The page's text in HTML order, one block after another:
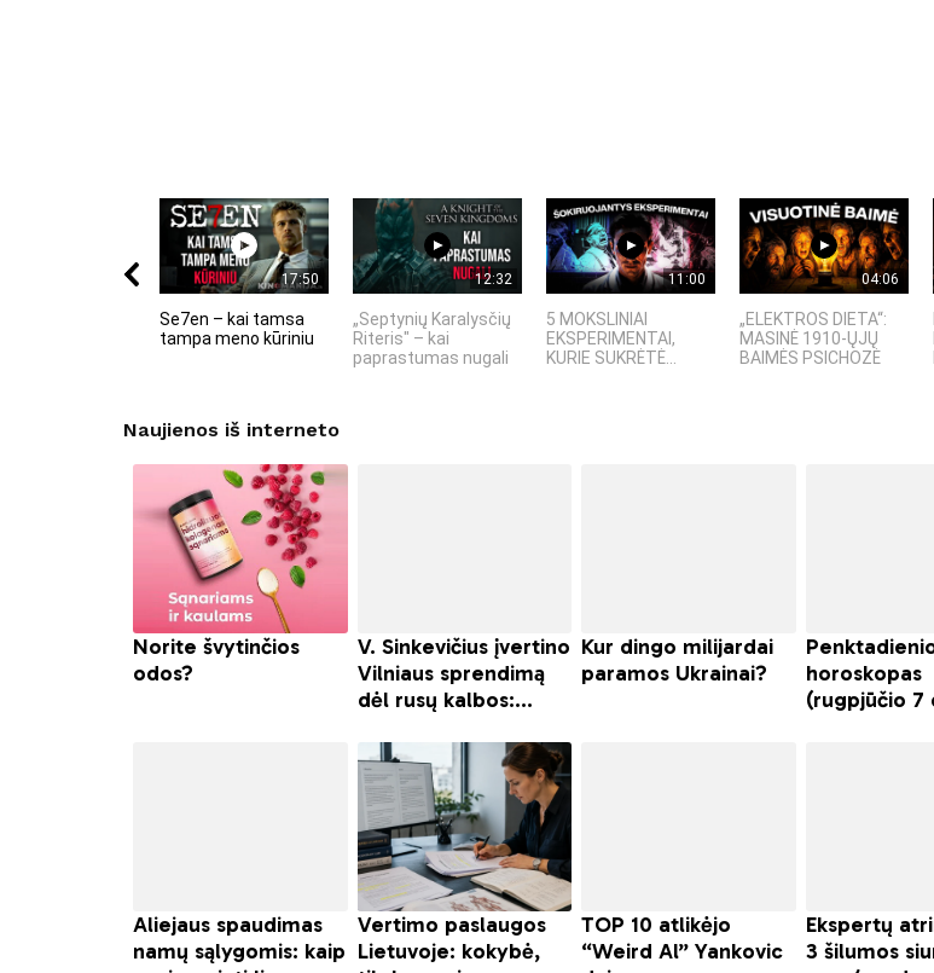
17:50
Se7en – kai tamsa
tampa meno kūriniu
12:32
„Septynių Karalysčių
Riteris" – kai
paprastumas nugali
11:00
5 MOKSLINIAI
EKSPERIMENTAI,
KURIE SUKRĖTĖ...
04:06
„ELEKTROS DIETA“:
MASINĖ 1910-ŲJŲ
BAIMĖS PSICHOZĖ
Naujienos iš interneto